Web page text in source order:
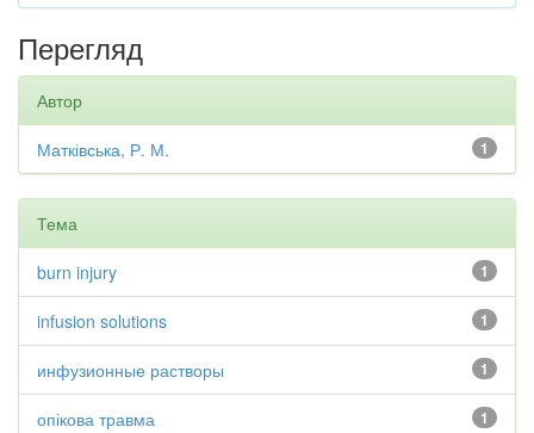
Перегляд
Автор
1
Матківська, Р. М.
Тема
1
burn injury
1
infusion solutions
1
инфузионные растворы
1
опікова травма